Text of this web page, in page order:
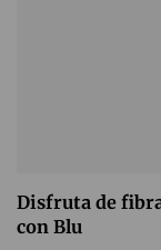
Disfruta de
con Blu